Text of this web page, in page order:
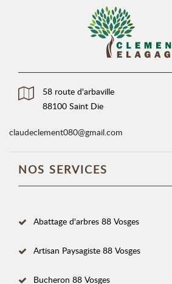
58 route d'arbaville
88100 Saint Die
claudeclement080@gmail.com
NOS SERVICES
Abattage d'arbres 88 Vosges
Artisan Paysagiste 88 Vosges
Bucheron 88 Vosges